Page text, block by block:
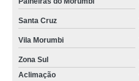
Santa Cruz
Vila Morumbi
Zona Sul
Aclimação